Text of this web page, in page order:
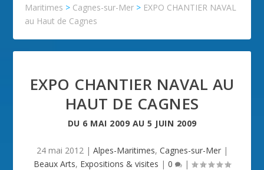
Maritimes > Cagnes-sur-Mer > EXPO CHANTIER NAVAL
au Haut de Cagnes
EXPO CHANTIER NAVAL AU
HAUT DE CAGNES
DU 6 MAI 2009 AU 5 JUIN 2009
24 mai 2012| Alpes-Maritimes, Cagnes-sur-Mer|
Beaux Arts, Expositions & visites | 0 |